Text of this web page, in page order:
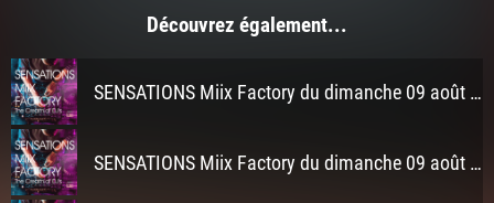
Découvrez également...
SENSATIONS Miix Factory du dimanche 09 août 2026 à 3h
SENSATIONS Miix Factory du dimanche 09 août 2026 à 2h